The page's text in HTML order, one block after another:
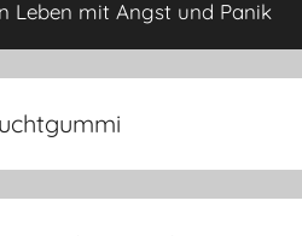
Leben mit Angst und Panik